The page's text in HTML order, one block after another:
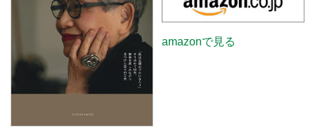
amazonで見る